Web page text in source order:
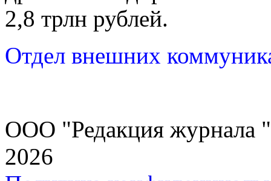
2,8 трлн рублей.
Отдел внешних
ООО "Редакция журнала
2026